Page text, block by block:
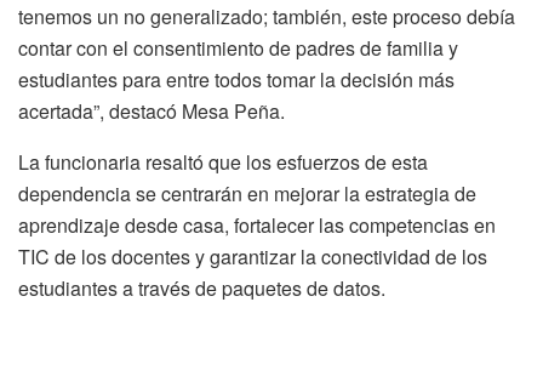
tenemos un no generalizado; también, este proceso debía
contar con el consentimiento de padres de familia y
estudiantes para entre todos tomar la decisión más
acertada”, destacó Mesa Peña.
La funcionaria resaltó que los esfuerzos de esta
dependencia se centrarán en mejorar la estrategia de
aprendizaje desde casa, fortalecer las competencias en
TIC de los docentes y garantizar la conectividad de los
estudiantes a través de paquetes de datos.